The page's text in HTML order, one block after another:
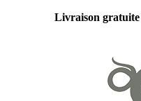
Livraison gratuite